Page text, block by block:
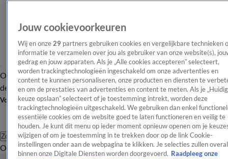
OverzichtAfleveringen Entertainment TV Algemeen
Tip
de redactieNieuwsbrief
Volg Shownieuws
Zoeken
OverzichtEntertainmentSpraakmakendRealityCrimeVideo's
Jouw cookievoorkeuren
Wij en onze 29 partners gebruiken cookies en vergelijkbare technieken
informatie te verzamelen over jou als gebruiker van onze website(s),
gedrag en jouw apparaten. Als je „Alle cookies accepteren” selecteert,
worden trackingtechnologieën ingeschakeld om onze advertenties en
content te kunnen personaliseren, onze producten en diensten te
en om de prestaties van advertenties en content te meten. Als je
keuze opslaan” selecteert of je toestemming intrekt, worden deze
trackingtechnologieën uitgeschakeld. We gebruiken dan enkel
essentiële cookies om de website goed te laten functioneren en veilig te
houden. Je kunt dit menu op ieder moment opnieuw openen om je
wijzigen of om je toestemming in te trekken door op de link Cookie-
instellingen onder aan de webpagina te klikken. Je selecties zullen overal
binnen onze Digitale Diensten worden doorgevoerd. Raadpleeg onze